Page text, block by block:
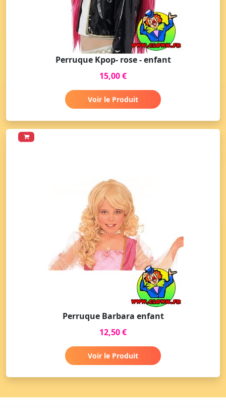
Perruque Kpop- rose - enfant
15,00 €
Voir le Produit
Perruque Barbara enfant
12,50 €
Voir le Produit